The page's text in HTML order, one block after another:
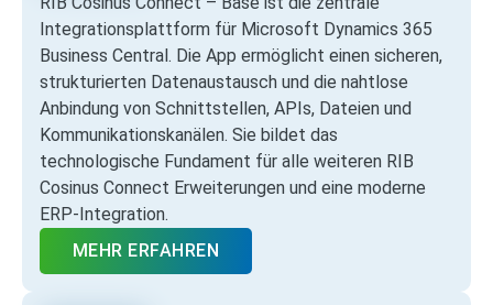
Integrationsplattform für Microsoft Dynamics 365
Business Central. Die App ermöglicht einen sicheren,
strukturierten Datenaustausch und die nahtlose
Anbindung von Schnittstellen, APIs, Dateien und
Kommunikationskanälen. Sie bildet das
technologische Fundament für alle weiteren RIB
Cosinus Connect Erweiterungen und eine moderne
ERP‑Integration.
MEHR ERFAHREN